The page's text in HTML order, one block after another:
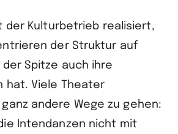
der Kulturbetrieb realisiert,
der Struktur auf
Spitze auch ihre
hat. Viele Theater
andere Wege zu gehen:
Intendanzen nicht mit